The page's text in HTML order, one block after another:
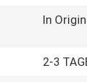
In
2-3